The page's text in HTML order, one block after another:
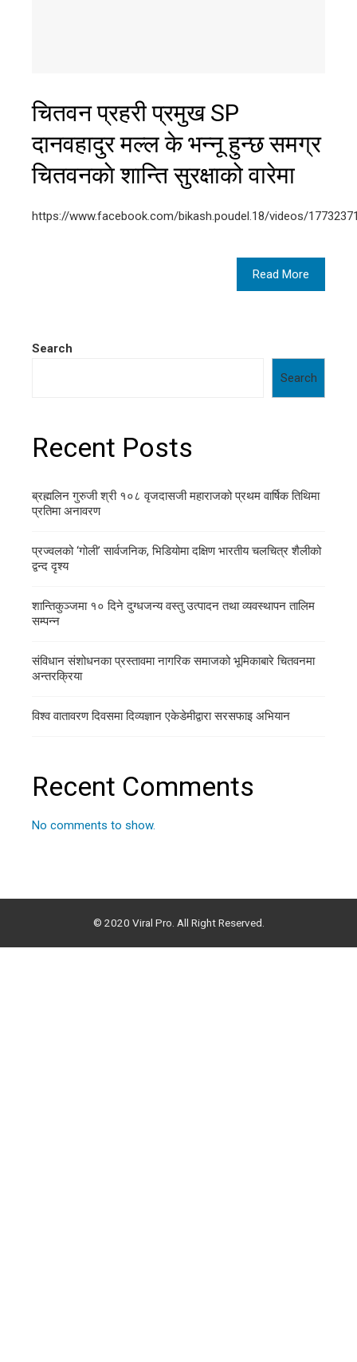
चितवन प्रहरी प्रमुख SP
दानवहादुर मल्ल के भन्नू हुन्छ समग्र
चितवनकाे शान्ति सुरक्षाको वारेमा
https://www.facebook.com/bikash.poudel.18/videos/
Read More
Search
Search
Recent Posts
ब्रह्मलिन गुरुजी श्री १०८ वृजदासजी महाराजको प्रथम वार्षिक तिथिमा
प्रतिमा अनावरण
प्रज्वलको ‘गोली’ सार्वजनिक, भिडियोमा दक्षिण भारतीय चलचित्र शैलीको
द्वन्द दृश्य
शान्तिकुञ्जमा १० दिने दुग्धजन्य वस्तु उत्पादन तथा व्यवस्थापन तालिम
सम्पन्न
संविधान संशोधनका प्रस्तावमा नागरिक समाजको भूमिकाबारे चितवनमा
अन्तरक्रिया
विश्व वातावरण दिवसमा दिव्यज्ञान एकेडेमीद्वारा सरसफाइ अभियान
Recent Comments
No comments to show.
© 2020 Viral Pro. All Right Reserved.